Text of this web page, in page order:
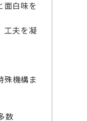
面白味を
工夫を凝
殊機構ま
数